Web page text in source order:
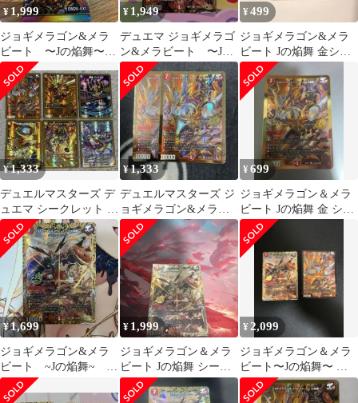
¥1,999
ジョギメラゴン&メラ
ビート 〜Jの焔舞〜
シークレット
¥ 1,949
デュエマ ジョギメラゴ
ン&メラビート 〜Jの
焔舞〜 シークレット
¥499
ジョギメラゴン&メラ
ビート Jの焔舞 金シク
シークレット【デュエ
ルマスターズ】
¥1,333
デュエルマスターズ デ
ュエマ シークレット ま
とめ 6枚
¥1,333
デュエルマスターズ ジ
ョギメラゴン&メラビ
ートJの焔舞 シークレ
ット 2枚
¥699
ジョギメラゴン＆メラ
ビート Jの焔舞 金 シー
クレット 25th
¥1,699
ジョギメラゴン&メラ
ビート ~Jの焔舞~ シ
ークレット
¥ 1,999
ジョギメラゴン＆メラ
ビート Jの焔舞 シーク
レット シク
¥2,099
ジョギメラゴン＆メラ
ビート〜Jの焔舞〜 シ
ークレット SR 2枚